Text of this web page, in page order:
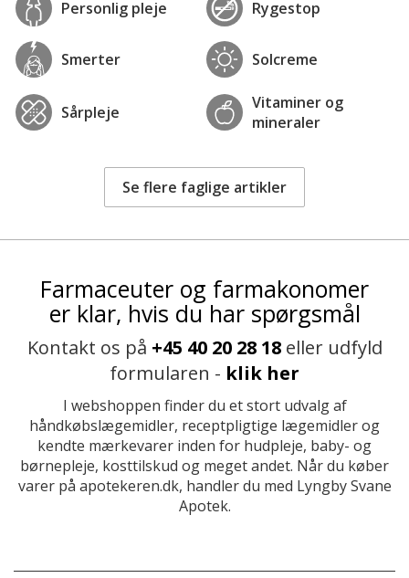
Personlig pleje Rygestop
Smerter Solcreme
Sårpleje
Vitaminer og
mineraler
Se flere faglige artikler
Farmaceuter og farmakonomer
er klar, hvis du har spørgsmål
Kontakt os på +45 40 20 28 18eller udfyld
formularen - klik her
I webshoppen finder du et stort udvalg af
håndkøbslægemidler, receptpligtige lægemidler og
kendte mærkevarer inden for hudpleje, baby- og
børnepleje, kosttilskud og meget andet. Når du køber
varer på apotekeren.dk, handler du med Lyngby Svane
Apotek.